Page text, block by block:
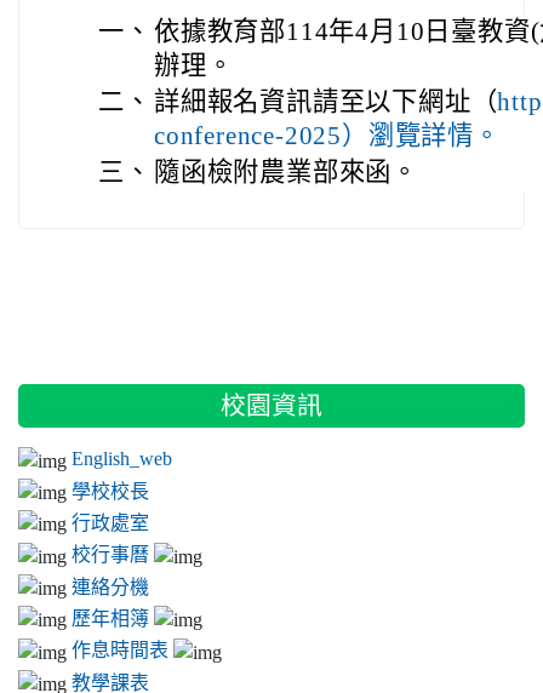
一、 依據教育部114年4月10日臺教資
辦理。
二、 詳細報名資訊請至以下網址（
conference-2025）瀏覽詳情。
三、 隨函檢附農業部來函。
::: 校園資訊
English_web
學校校長
行政處室
校行事曆
連絡分機
歷年相簿
作息時間表
教學課表